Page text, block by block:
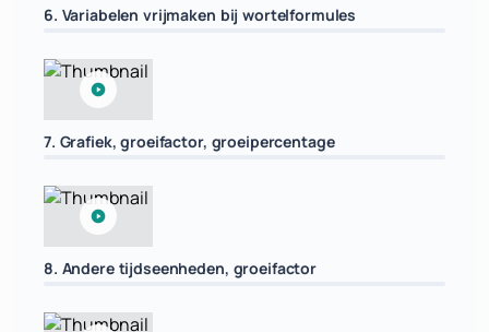
6. Variabelen vrijmaken bij wortelformules
7. Grafiek, groeifactor, groeipercentage
8. Andere tijdseenheden, groeifactor